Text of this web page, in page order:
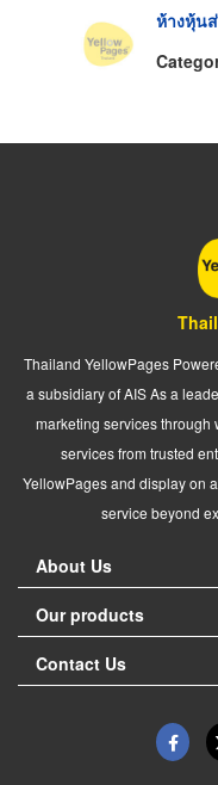
ห้างหุ้น
Thailand YellowPages
a subsidiary of AIS As a
marketing services through
services from trusted
YellowPages and display on
service beyond
About Us
Our products
Contact Us